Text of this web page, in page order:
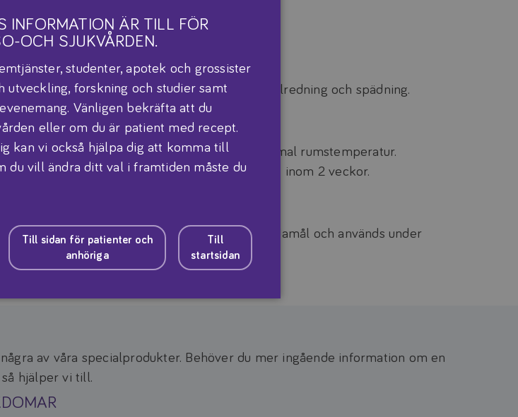
INFORMATION ÄR TILL FÖR
OCH SJUKVÅRDEN.
studenter, apotek och grossister
utveckling, forskning och studier samt
Vänligen bekräfta att du
eller om du är patient med recept.
kan vi också hjälpa dig att komma till
du vill ändra ditt val i framtiden måste du
Till sidan för patienter och
anhöriga
Till
startsidan
Servering
Se produktblad för rekommenderad tillredning och spädning.
Förvaring
Oöppnad burk lagras torrt, ej över normal rumstemperatur.
Öppnad burk försluts väl och förbrukas inom 2 veckor.
Livsmedel för speciella medicinska ändamål och används under
medicinsk övervakning.
av våra specialprodukter. Behöver du mer ingående information om en
så hjälper vi till.